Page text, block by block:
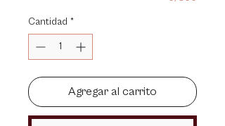
Cantidad *
Agregar al carrito